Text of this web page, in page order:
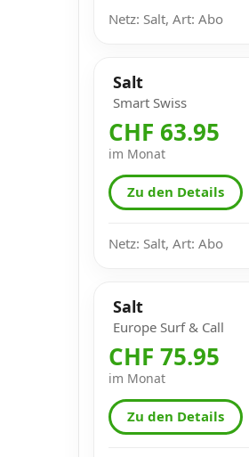
Netz: Salt, Art: Abo
Salt
Smart Swiss
CHF 63.95
im Monat
Zu den Details
Netz: Salt, Art: Abo
Salt
Europe Surf & Call
CHF 75.95
im Monat
Zu den Details